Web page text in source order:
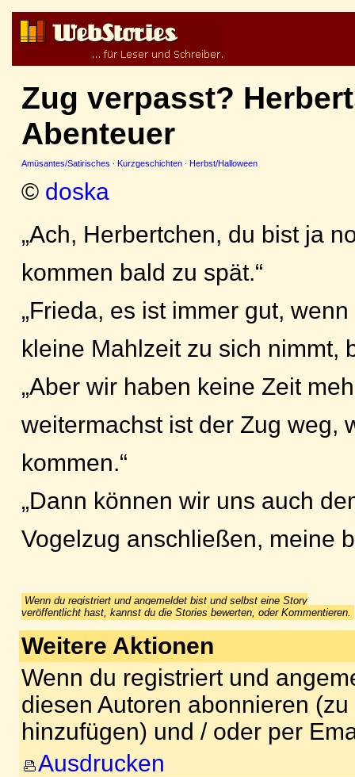
Zug verpasst?
Abenteuer
Amüsantes/Satirisches · Kurzgeschichten · Herbst/Halloween
© doska
„Ach, Herbertchen, du bist ja
kommen bald zu spät.“
„Frieda, es ist immer gut,
kleine Mahlzeit zu sich nimmt,
„Aber wir haben keine Zeit
weitermachst ist der Zug weg,
kommen.“
„Dann können wir uns auch
Vogelzug anschließen, meine
Wenn du registriert und angemeldet bist und selbst eine Story
veröffentlicht hast, kannst du die Stories bewerten, oder Kommentieren.
Weitere Aktionen
Wenn du registriert und
diesen Autoren abonnieren
hinzufügen) und / oder per
Ausdrucken